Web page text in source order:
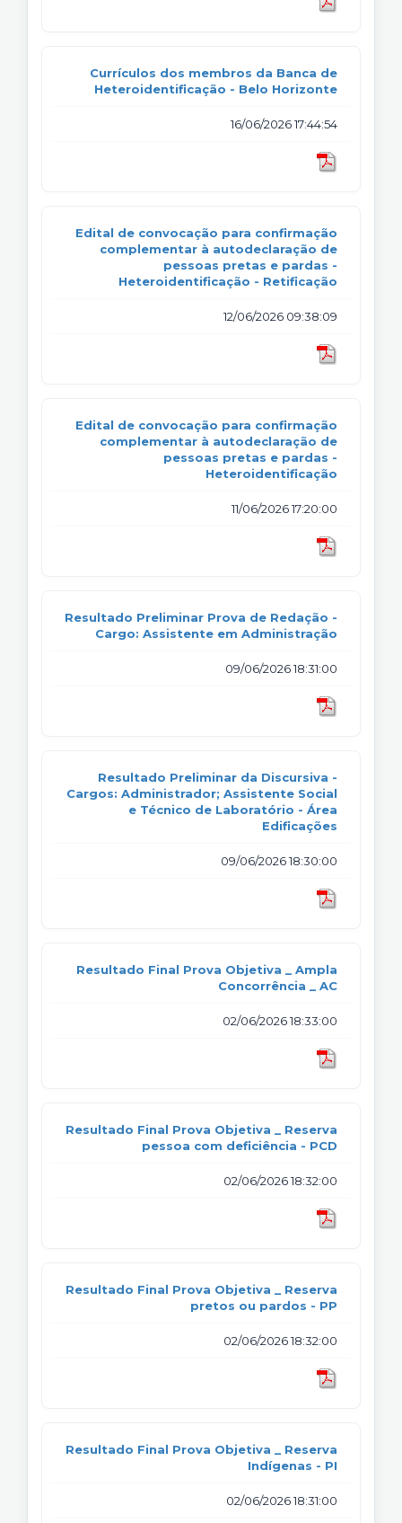
Currículos dos membros da Banca de
Heteroidentificação - Belo Horizonte
16/06/2026 17:44:54
Edital de convocação para confirmação
complementar à autodeclaração de
pessoas pretas e pardas -
Heteroidentificação - Retificação
12/06/2026 09:38:09
Edital de convocação para confirmação
complementar à autodeclaração de
pessoas pretas e pardas -
Heteroidentificação
11/06/2026 17:20:00
Resultado Preliminar Prova de Redação -
Cargo: Assistente em Administração
09/06/2026 18:31:00
Resultado Preliminar da Discursiva -
Cargos: Administrador; Assistente Social
e Técnico de Laboratório - Área
Edificações
09/06/2026 18:30:00
Resultado Final Prova Objetiva _ Ampla
Concorrência _ AC
02/06/2026 18:33:00
Resultado Final Prova Objetiva _ Reserva
pessoa com deficiência - PCD
02/06/2026 18:32:00
Resultado Final Prova Objetiva _ Reserva
pretos ou pardos - PP
02/06/2026 18:32:00
Resultado Final Prova Objetiva _ Reserva
Indígenas - PI
02/06/2026 18:31:00